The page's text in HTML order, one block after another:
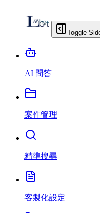
Toggle
AI 問答
案件管理
精準搜尋
客製化設定